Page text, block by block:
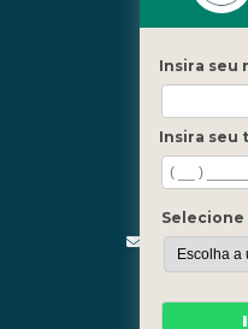
(21)
Segunda a
Barra
Insira seu
Insira seu
Selecione